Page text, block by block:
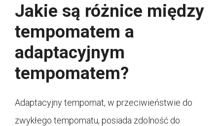
Jakie są różnice między
tempomatem a
adaptacyjnym
tempomatem?
Adaptacyjny tempomat, w przeciwieństwie do
zwykłego tempomatu, posiada zdolność do